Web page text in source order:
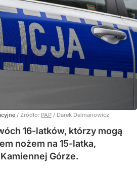
/ Źródło: PAP / Darek Delmanowicz
16-latków, którzy mogą
nożem na 15-latka,
Górze.